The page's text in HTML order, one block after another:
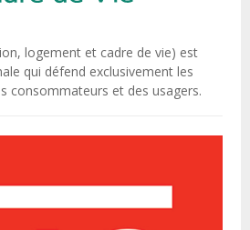
logement et cadre de vie) est
qui défend exclusivement les
consommateurs et des usagers.